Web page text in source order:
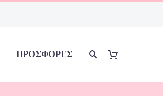
ΠΡΟΣΦΟΡΈΣ